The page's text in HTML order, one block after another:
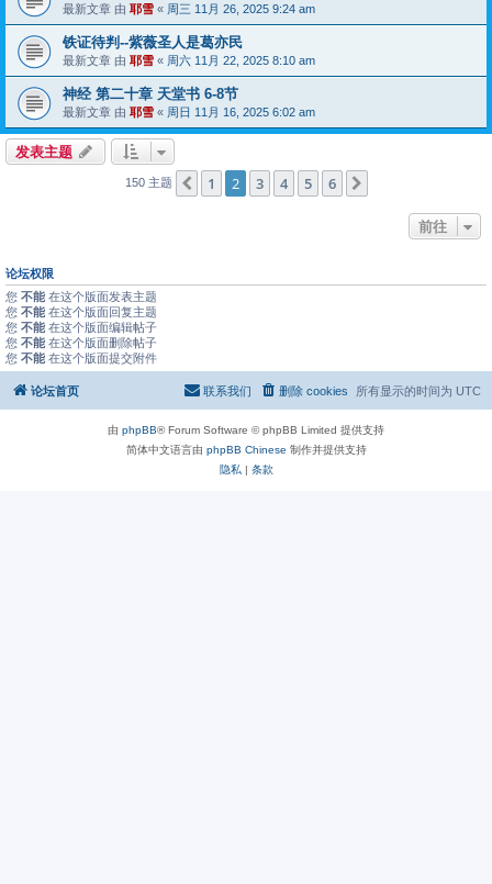
最新文章 由 耶雪 « 周三 11月 26, 2025 9:24 am
铁证待判--紫薇圣人是葛亦民
最新文章 由 耶雪 « 周六 11月 22, 2025 8:10 am
神经 第二十章 天堂书 6-8节
最新文章 由 耶雪 « 周日 11月 16, 2025 6:02 am
发表主题
150 主题 上一页
1 2 3 4 5 6
前往
论坛权限
您 不能 在这个版面发表主题
您 不能 在这个版面回复主题
您 不能 在这个版面编辑帖子
您 不能 在这个版面删除帖子
您 不能 在这个版面提交附件
论坛首页 所有显示的时间为 UTC
删除 cookies
联系我们
由 phpBB® Forum Software © phpBB Limited 提供支持
简体中文语言由 phpBB Chinese 制作并提供支持
隐私 | 条款